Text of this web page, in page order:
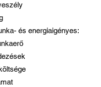
és energiaigényes: